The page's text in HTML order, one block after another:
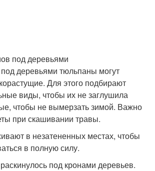
под деревьями
деревьями тюльпаны могут
Для этого подбирают
виды, чтобы их не заглушила
чтобы не вымерзать зимой. Важно
при скашивании травы.
в незатененных местах, чтобы
в полную силу.
под кронами деревьев.